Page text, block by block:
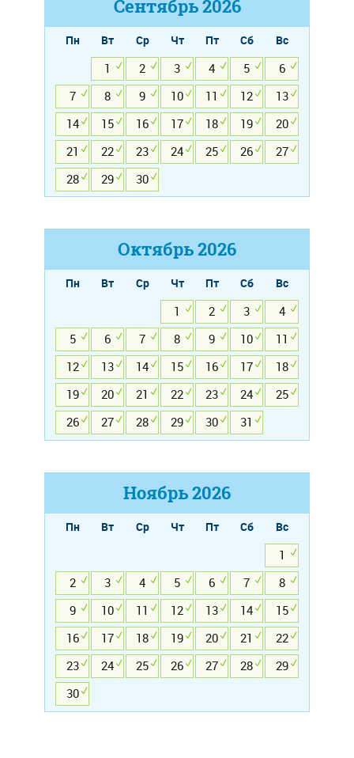
Сентябрь2026
Пн Вт Ср Чт Пт Сб
Вс
1
2 3 4 5
6
7
8 9 10 11 12
13
14
15 16 17 18 19
20
21
22 23 24 25 26
27
28
29 30
Октябрь2026
Пн Вт Ср Чт Пт Сб
Вс
1
2 3
4
5
6 7 8 9 10
11
12
13 14 15 16 17
18
19
20 21 22 23 24
25
26
27 28 29 30 31
Ноябрь2026
Пн Вт Ср Чт Пт Сб
Вс
1
2
3 4 5 6 7
8
9
10 11 12 13 14
15
16
17 18 19 20 21
22
23
24 25 26 27 28
29
30